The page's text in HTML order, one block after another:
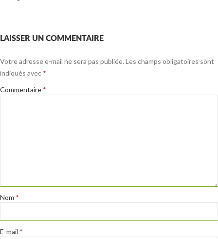
LAISSER UN COMMENTAIRE
Votre adresse e-mail ne sera pas publiée. Les champs obligatoires sont
indiqués avec *
Commentaire *
Nom *
E-mail *